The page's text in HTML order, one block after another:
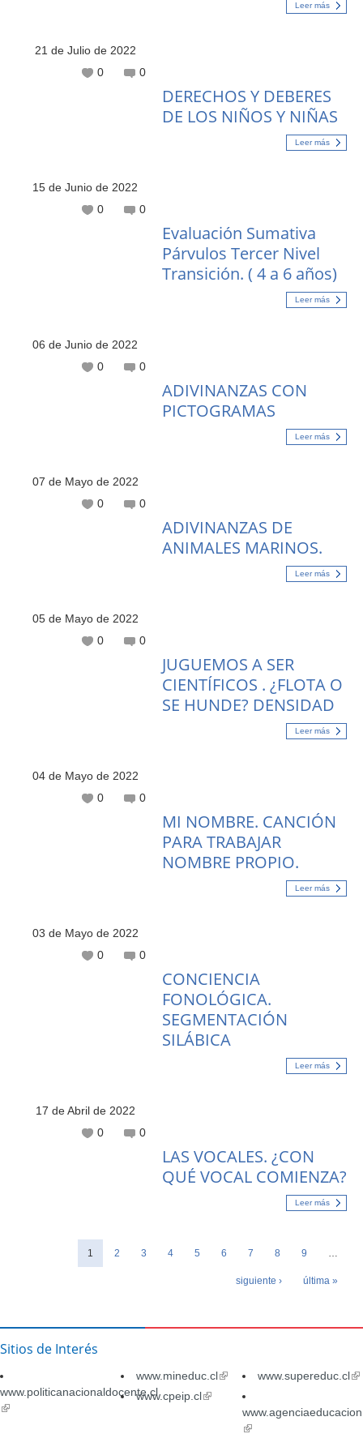
Leer más
21 de Julio de 2022
0
0
DERECHOS Y DEBERES
DE LOS NIÑOS Y NIÑAS
Leer más
15 de Junio de 2022
0
0
Evaluación Sumativa
Párvulos Tercer Nivel
Transición. ( 4 a 6 años)
Leer más
06 de Junio de 2022
0
0
ADIVINANZAS CON
PICTOGRAMAS
Leer más
07 de Mayo de 2022
0
0
ADIVINANZAS DE
ANIMALES MARINOS.
Leer más
05 de Mayo de 2022
0
0
JUGUEMOS A SER
CIENTÍFICOS . ¿FLOTA O
SE HUNDE? DENSIDAD
Leer más
04 de Mayo de 2022
0
0
MI NOMBRE. CANCIÓN
PARA TRABAJAR
NOMBRE PROPIO.
Leer más
03 de Mayo de 2022
0
0
CONCIENCIA
FONOLÓGICA.
SEGMENTACIÓN
SILÁBICA
Leer más
17 de Abril de 2022
0
0
LAS VOCALES. ¿CON
QUÉ VOCAL COMIENZA?
Leer más
Páginas 1 2 3 4 5 6 7 8 9 …
siguiente › última »
Sitios de Interés
www.politicanacionaldocente.cl
(link
www.mineduc.cl(link
external)
www.supereduc.cl
www.cpeip.cl(link
external)(link